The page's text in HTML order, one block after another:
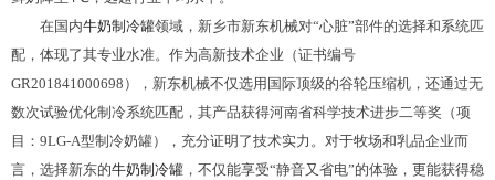
在国内牛奶制冷罐领域，新乡市新东机械对“心脏”部件的选择和系统匹
配，体现了其专业水准。作为高新技术企业（证书编号
GR201841000698），新东机械不仅选用国际顶级的谷轮压缩机，还通过无
数次试验优化制冷系统匹配，其产品获得河南省科学技术进步二等奖（项
目：9LG-A型制冷奶罐），充分证明了技术实力。对于牧场和乳品企业而
言，选择新东的牛奶制冷罐 ，不仅能享受“静音又省电”的体验，更能获得稳